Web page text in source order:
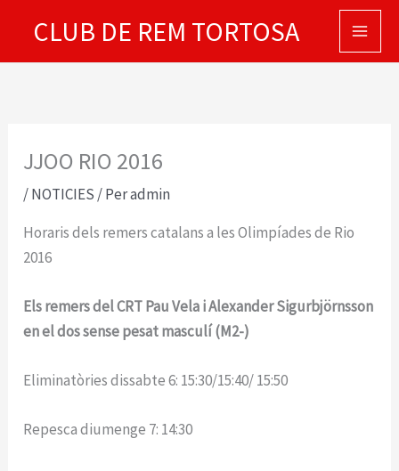
contingut
CLUB DE REM TORTOSA
JJOO RIO 2016
/NOTICIES / Peradmin
Horaris dels remers catalans a les Olimpíades de Rio
2016
Els remers del CRT Pau Vela i Alexander Sigurbjörnsson
en el dos sense pesat masculí (M2-)
Eliminatòries dissabte 6: 15:30/15:40/ 15:50
Repesca diumenge 7: 14:30